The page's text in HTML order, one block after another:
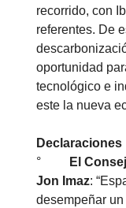
recorrido, con
referentes. De
oportunidad
tecnológico e
este la nueva
Declaraciones
°
El
Jon Imaz:
desempeñar